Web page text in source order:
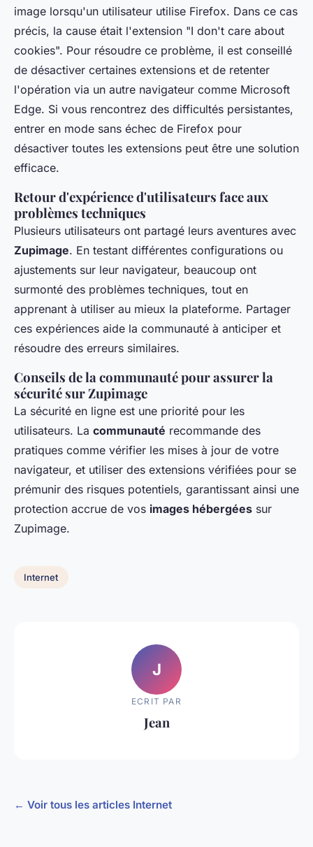
image lorsqu'un utilisateur utilise Firefox. Dans ce cas
précis, la cause était l'extension "I don't care about
cookies". Pour résoudre ce problème, il est conseillé
de désactiver certaines extensions et de retenter
l'opération via un autre navigateur comme Microsoft
Edge. Si vous rencontrez des difficultés persistantes,
entrer en mode sans échec de Firefox pour
désactiver toutes les extensions peut être une solution
efficace.
Retour d'expérience d'utilisateurs face aux
problèmes techniques
Plusieurs utilisateurs ont partagé leurs aventures avec
Zupimage. En testant différentes configurations ou
ajustements sur leur navigateur, beaucoup ont
surmonté des problèmes techniques, tout en
apprenant à utiliser au mieux la plateforme. Partager
ces expériences aide la communauté à anticiper et
résoudre des erreurs similaires.
Conseils de la communauté pour assurer la
sécurité sur Zupimage
La sécurité en ligne est une priorité pour les
utilisateurs. La communauté recommande des
pratiques comme vérifier les mises à jour de votre
navigateur, et utiliser des extensions vérifiées pour se
prémunir des risques potentiels, garantissant ainsi une
protection accrue de vos images hébergées sur
Zupimage.
Internet
J
ECRIT PAR
Jean
← Voir tous les articles Internet